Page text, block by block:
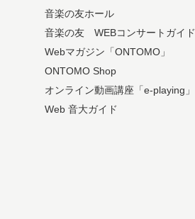
音楽の友ホール
音楽の友 WEBコンサートガイド
Webマガジン「ONTOMO」
ONTOMO Shop
オンライン動画講座「e-playing」
Web 音大ガイド